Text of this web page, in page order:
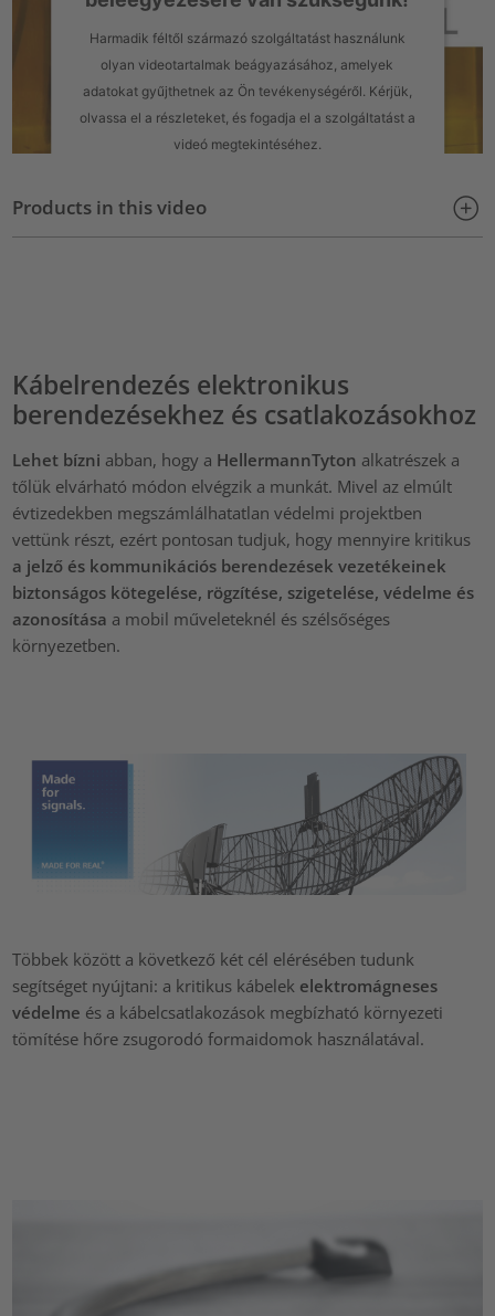
Harmadik féltől származó szolgáltatást használunk
olyan videotartalmak beágyazásához, amelyek
adatokat gyűjthetnek az Ön tevékenységéről. Kérjük,
olvassa el a részleteket, és fogadja el a szolgáltatást a
videó megtekintéséhez.
További információk
Products in this video
Kábelrendezés elektronikus
berendezésekhez és csatlakozásokhoz
Lehet bízni abban, hogy a HellermannTyton alkatrészek a
tőlük elvárható módon elvégzik a munkát. Mivel az elmúlt
évtizedekben megszámlálhatatlan védelmi projektben
vettünk részt, ezért pontosan tudjuk, hogy mennyire kritikus
a jelző és kommunikációs berendezések vezetékeinek
biztonságos kötegelése, rögzítése, szigetelése, védelme és
azonosítása a mobil műveleteknél és szélsőséges
környezetben.
Többek között a következő két cél elérésében tudunk
segítséget nyújtani: a kritikus kábelek elektromágneses
védelme és a kábelcsatlakozások megbízható környezeti
tömítése hőre zsugorodó formaidomok használatával.